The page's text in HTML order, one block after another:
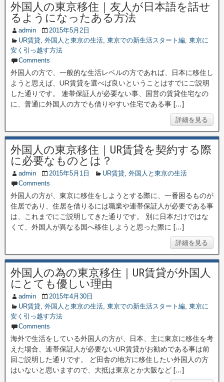
外国人の東京移住｜友人が日本語を話せ
るようになったある方法
admin
2015年5月2日
UR賃貸, 外国人と東京の生活, 東京での新生活スタート編, 東京に
安く引っ越す方法
Comments
外国人の方で、一般的な生活レベルの方であれば、日本に移住し
ようと思えば、UR賃貸を選べば良いということはすでにご説明
した通りです。 連帯保証人が必要ない事、国営の賃貸住宅なの
に、普通に外国人の方でも借りやすい住宅である事 […]
詳細を見る
外国人の東京移住｜UR賃貸を契約する際
に必要なものとは？
admin 2015年5月1日 UR賃貸, 外国人と東京の生活
Comments
外国人の方が、東京に移住をしようとする際に、一番困るものが
住居であり、住居を借りるには職業や連帯保証人が必要である事
は、これまでにご説明してきた通りです。 別に日本だけではな
くて、外国人が異なる国へ移住しようと思った際に […]
詳細を見る
外国人の為の東京移住｜UR賃貸が外国人
にとても優しい理由
admin
2015年4月30日
UR賃貸, 外国人と東京の生活, 東京での新生活スタート編, 東京に
安く引っ越す方法
Comments
海外で生活をしている外国人の方が、日本、主に東京に移住を考
えた場合、連帯保証人が必要ないUR賃貸がお勧めである事は前
回ご説明した通りです。 ど田舎の地方に移住したい外国人の方
はいないと思いますので、大抵は東京とか大阪など […]